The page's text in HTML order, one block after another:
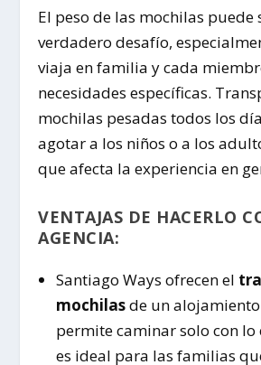
El peso de las mochilas puede
verdadero desafío,
viaja en familia y cada
necesidades específicas.
mochilas pesadas todos los
agotar a los niños o a los
que afecta la experiencia en
VENTAJAS DE HACERLO
AGENCIA:
Santiago Ways ofrecen el
mochilasde un
permite caminar solo con lo
es ideal para las familias